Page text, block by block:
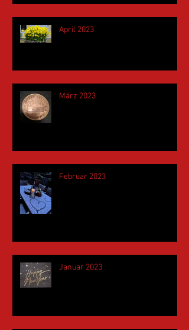
April 2023
März 2023
Februar 2023
Januar 2023